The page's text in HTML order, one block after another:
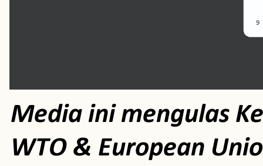
Media ini mengulas
WTO & European